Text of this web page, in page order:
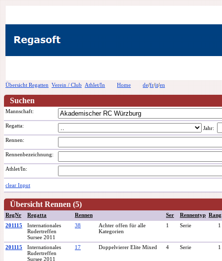
Übersicht Regatten Verein / Club Athlet/In Home de/fr/it/en
Suchen
Mannschaft:
Regatta:
Jahr:
Rennen:
Rennenbezeichnung:
Athlet/In:
clear Input
Übersicht Rennen (5)
RegNr Regatta Rennen Ser Rennentyp Rang
201115
Internationales
Rudertreffen
Sursee 2011
38
Achter offen für alle
Kategorien
1 Serie 1
201115
Internationales
Rudertreffen
Sursee 2011
17 Doppelvierer Elite Mixed 4 Serie 1